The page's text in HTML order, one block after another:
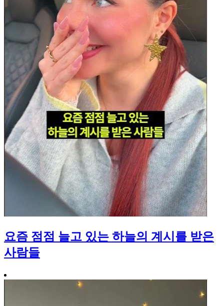
요즘 점점 늘고 있는 하늘의 계시를 받은
사람들